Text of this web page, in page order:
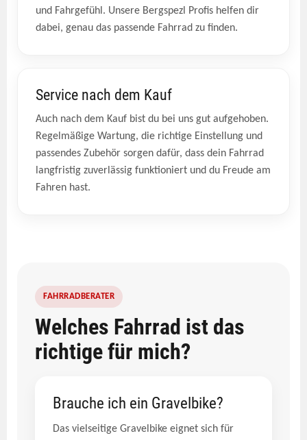
und Fahrgefühl. Unsere Bergspezl Profis helfen dir
dabei, genau das passende Fahrrad zu finden.
Service nach dem Kauf
Auch nach dem Kauf bist du bei uns gut aufgehoben.
Regelmäßige Wartung, die richtige Einstellung und
passendes Zubehör sorgen dafür, dass dein Fahrrad
langfristig zuverlässig funktioniert und du Freude am
Fahren hast.
FAHRRADBERATER
Welches Fahrrad ist das
richtige für mich?
Brauche ich ein Gravelbike?
Das vielseitige Gravelbike eignet sich für